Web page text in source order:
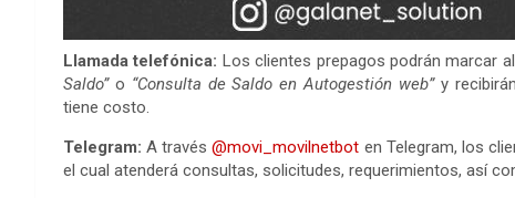
Llamada telefónica: Los clientes prepagos podrán marcar
Saldo”o “Consulta de Saldo en Autogestión web”y
tiene costo.
Telegram: A través@movi_movilnetbot en Telegram, los
el cual atenderá consultas, solicitudes, requerimientos, así